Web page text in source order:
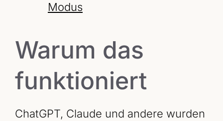
Modus
Warum das
funktioniert
ChatGPT, Claude und andere wurden